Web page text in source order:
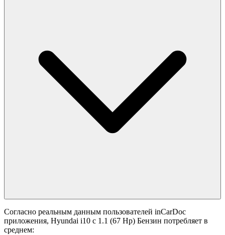
Согласно реальным данным пользователей inCarDoc
приложения, Hyundai i10 с 1.1 (67 Hp) Бензин потребляет в
среднем: